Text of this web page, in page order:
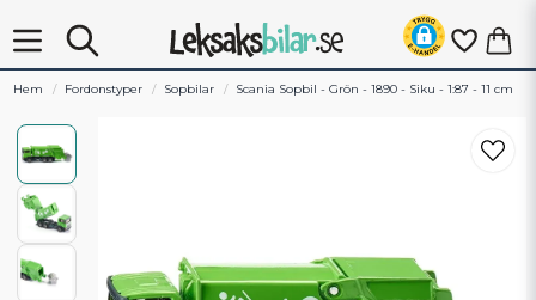
Hem Fordonstyper Sopbilar Scania Sopbil - Grön - 1890 - Siku - 1:87 - 11 cm